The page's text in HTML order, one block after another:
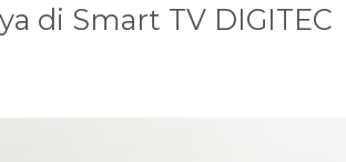
di Smart TV DIGITEC